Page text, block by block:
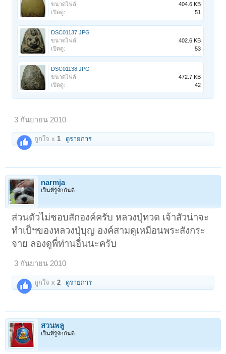
ขนาดไฟล์:
404.6 KB
เปิดดู:
51
DSC01137.JPG
ขนาดไฟล์:
402.6 KB
เปิดดู:
53
DSC01138.JPG
ขนาดไฟล์:
472.7 KB
เปิดดู:
42
3 กันยายน 2010
ถูกใจ x1 ดูรายการ
narmja
เป็นที่รู้จักกันดี
ส่วนตัวไม่ชอบสักองค์ครับ หลวงปุ่ทวด เจ้าสัวน่าจะ
ทำเป็ฯของหลวงปุ่บุญ องค์สามดูเหมือนพระสังกระ
จาย ลองดูพี่ท่านอื่นนะครับ
3 กันยายน 2010
ถูกใจ x2 ดูรายการ
สวนพลู
เป็นที่รู้จักกันดี